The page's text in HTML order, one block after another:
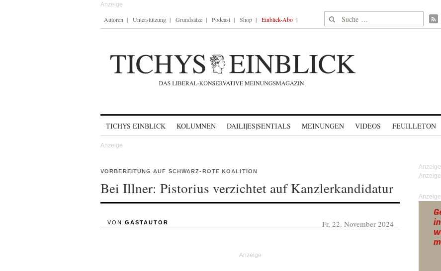
Autoren Unterstützung Grundsätze Podcast Shop Einblick-Abo Suche nach:
TICHYS EINBLICK KOLUMNEN DAILI|ES|SENTIALS MEINUNGEN VIDEOS FEUILLETON
VORBEREITUNG AUF SCHWARZ-ROTE KOALITION
Bei Illner: Pistorius verzichtet auf Kanzlerkandidatur
VON GASTAUTOR Fr, 22. November 2024
Anzeige